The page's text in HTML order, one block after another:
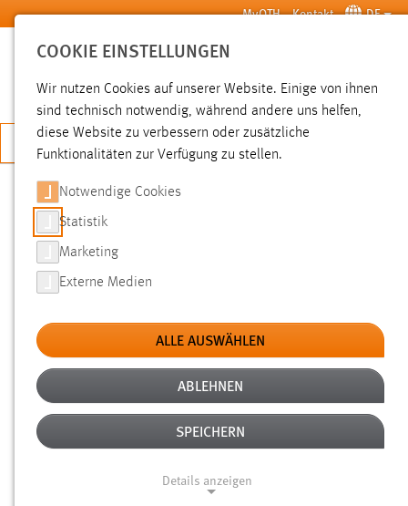
Zum Hauptinhalt springen MyOTH Kontakt DE
SUCHE
JETZT BEWERBEN
Hochschule Aktuelles News der OTH Amberg-Weiden
VORTRAG BEIM AALE-
FACHKOLLOQUIUM IN WIEN
22.02.2010
Am 11. und 12. Februar 2010 fand an der FH
Technikum in Wien das 7.
„Fachwissenschaftliche Kolloquium für
Angewandte Automatisierungstechnik in
mehreren Sessions und Plenarvorträgen
COOKIE EINSTELLUNGEN
Wir nutzen Cookies auf unserer Website. Einige von ihnen
sind technisch notwendig, während andere uns helfen,
diese Website zu verbessern oder zusätzliche
Funktionalitäten zur Verfügung zu stellen.
Notwendige Cookies
Statistik
Marketing
Externe Medien
ALLE AUSWÄHLEN
ABLEHNEN
SPEICHERN
Details anzeigen